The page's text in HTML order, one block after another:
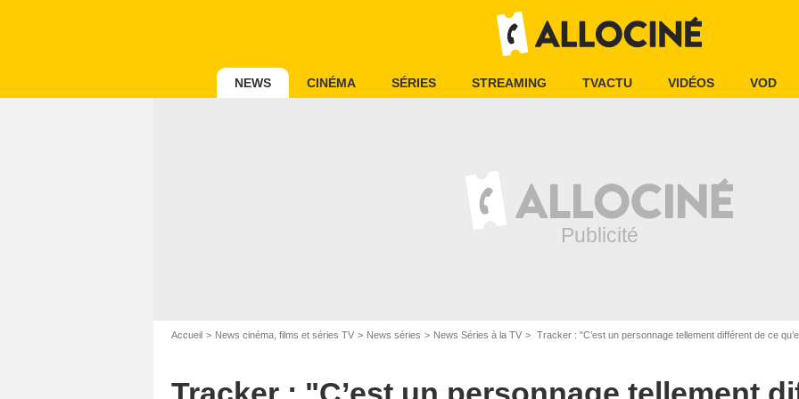
NEWS CINÉMA SÉRIES STREAMING TVACTU VIDÉOS VOD
Accueil News cinéma, films et séries TV News séries News Séries à la TV Tracker : "C’est un personnage tellement différent de ce qu’elle est dans la vie"…